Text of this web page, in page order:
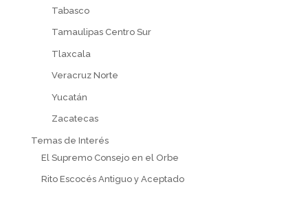
Tabasco
Tamaulipas Centro Sur
Tlaxcala
Veracruz Norte
Yucatán
Zacatecas
Temas de Interés
El Supremo Consejo en el Orbe
Rito Escocés Antiguo y Aceptado